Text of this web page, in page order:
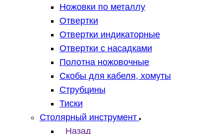
Ножовки по металлу
Отвертки
Отвертки индикаторные
Отвертки с насадками
Полотна ножовочные
Скобы для кабеля, хомуты
Струбцины
Тиски
Столярный инструмент
Назад